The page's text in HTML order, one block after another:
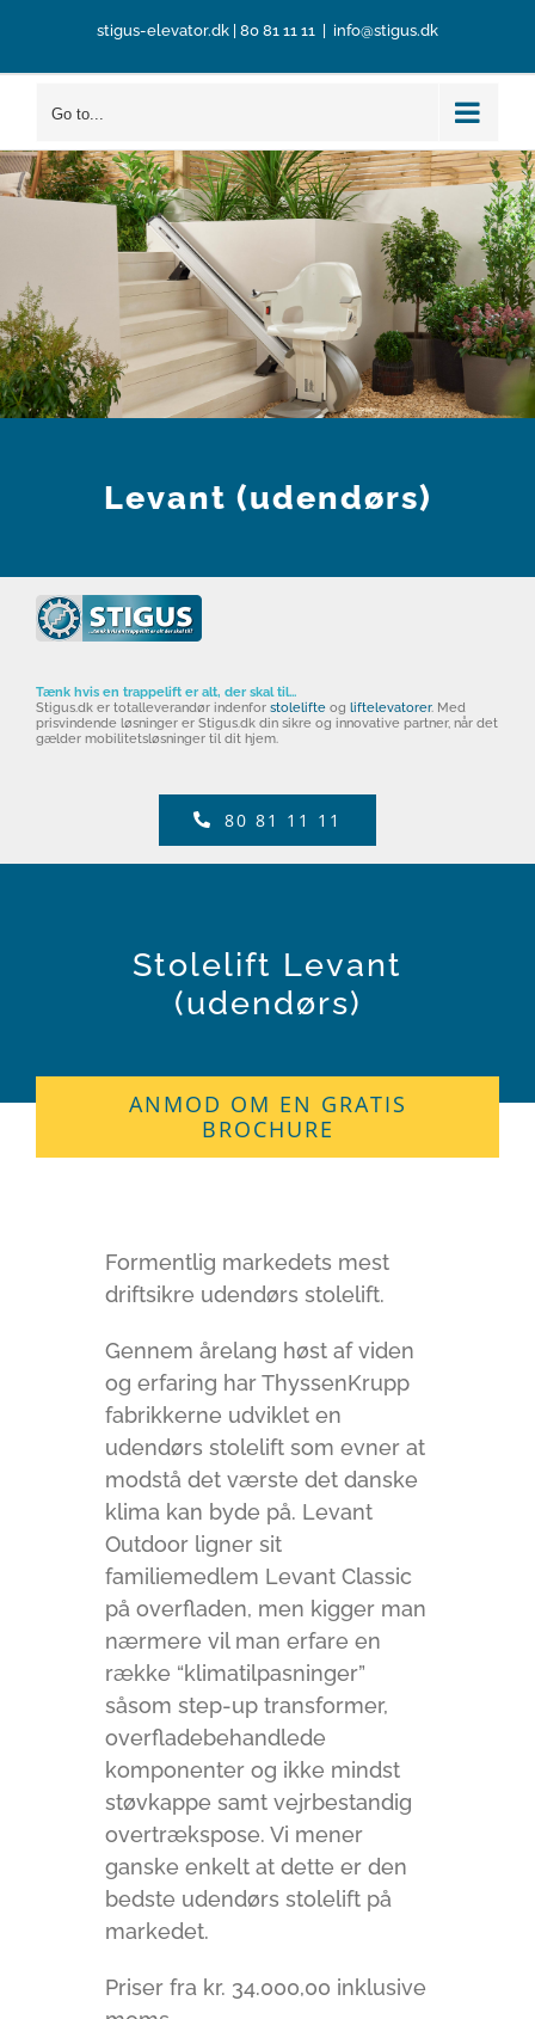
content
stigus-elevator.dk 80 81 11 11 info@stigus.dk
Go to...
Levant (udendørs)
Tænk hvis en trappelift er alt, der skal til...
Stigus.dk er totalleverandør indenfor stolelifte og liftelevatorer. Med
prisvindende løsninger er Stigus.dk din sikre og innovative partner, når det
gælder mobilitetsløsninger til dit hjem.
80 81 11 11
Stolelift Levant
(udendørs)
ANMOD OM EN GRATIS
BROCHURE
Formentlig markedets mest
driftsikre udendørs stolelift.
Gennem årelang høst af viden
og erfaring har ThyssenKrupp
fabrikkerne udviklet en
udendørs stolelift som evner at
modstå det værste det danske
klima kan byde på. Levant
Outdoor ligner sit
familiemedlem Levant Classic
på overfladen, men kigger man
nærmere vil man erfare en
række “klimatilpasninger”
såsom step-up transformer,
overfladebehandlede
komponenter og ikke mindst
støvkappe samt vejrbestandig
overtrækspose. Vi mener
ganske enkelt at dette er den
bedste udendørs stolelift på
markedet.
Priser fra kr. 34.000,00 inklusive